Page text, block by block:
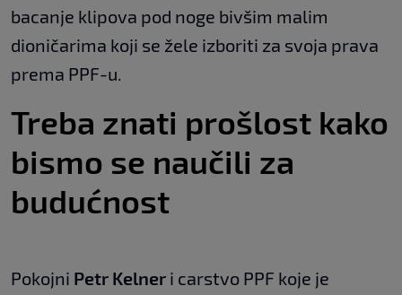
bacanje klipova pod noge bivšim malim
dioničarima koji se žele izboriti za svoja prava
prema PPF-u.
Treba znati prošlost kako
bismo se naučili za
budućnost
Pokojni Petr Kelner i carstvo PPF koje je